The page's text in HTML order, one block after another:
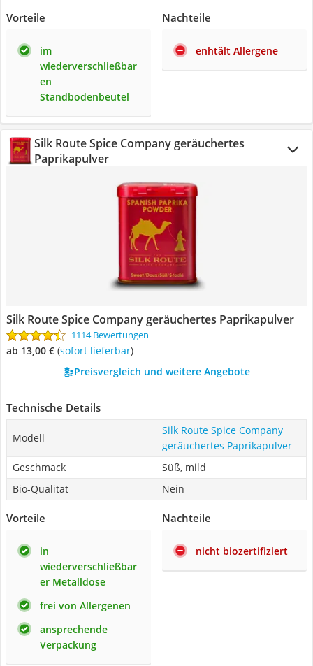
Vorteile
im
wiederverschließbar
en
Standbodenbeutel
Nachteile
enhtält Allergene
Silk Route Spice Company geräuchertes
Paprikapulver
Silk Route Spice Company geräuchertes Paprikapulver
1114 Bewertungen
ab 13,00 € ( Sofort lieferbar)
Preisvergleich und weitere Angebote
Technische Details
Modell
Silk Route Spice Company
geräuchertes Paprikapulver
Geschmack
Süß, mild
Bio-Qualität
Nein
Vorteile
in
wiederverschließbar
er Metalldose
frei von Allergenen
ansprechende
Verpackung
Nachteile
nicht biozertifiziert